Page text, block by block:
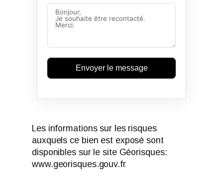
Envoyer le message
Les informations sur les risques
auxquels ce bien est exposé sont
disponibles sur le site Géorisques:
www.georisques.gouv.fr